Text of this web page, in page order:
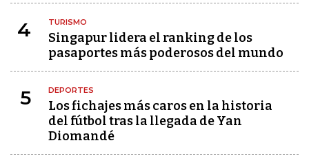
4 TURISMO
Singapur lidera el ranking de los
pasaportes más poderosos del mundo
5 DEPORTES
Los fichajes más caros en la historia
del fútbol tras la llegada de Yan
Diomandé